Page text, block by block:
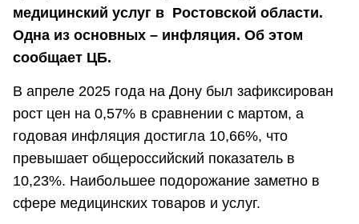
медицинский услуг в Ростовской области.
Одна из основных – инфляция. Об этом
сообщает ЦБ.
В апреле 2025 года на Дону был зафиксирован
рост цен на 0,57% в сравнении с мартом, а
годовая инфляция достигла 10,66%, что
превышает общероссийский показатель в
10,23%. Наибольшее подорожание заметно в
сфере медицинских товаров и услуг.